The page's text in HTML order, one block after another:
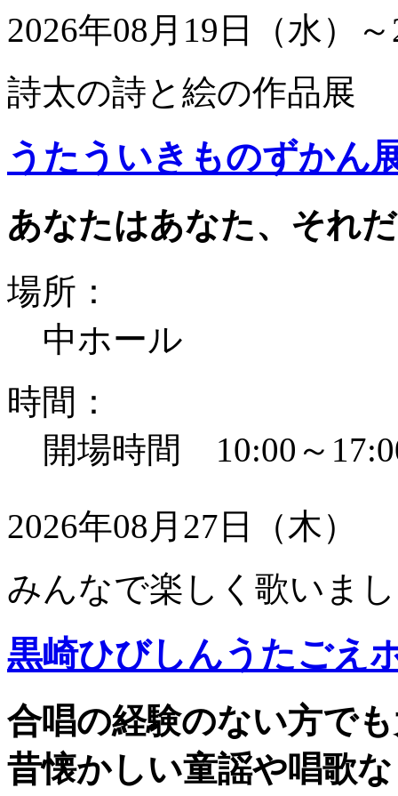
2026年08月19日（水）
詩太の詩と絵の作品展
うたういきものずかん
あなたはあなた、それ
場所：
中ホール
時間：
開場時間 10:00～
2026年08月27日（木）
みんなで楽しく歌いま
黒崎ひびしんうたごえ
合唱の経験のない方で
昔懐かしい童謡や唱歌